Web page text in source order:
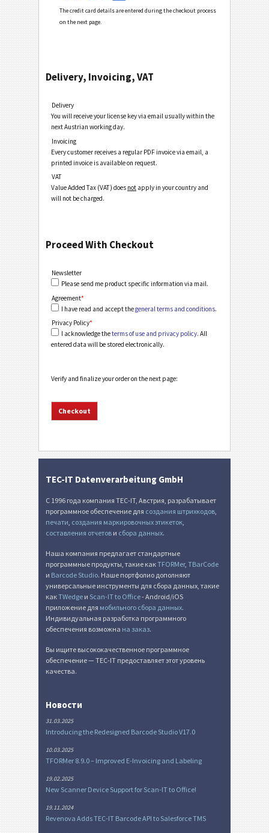
The credit card details are entered during the checkout process
on the next page.
Delivery, Invoicing, VAT
Delivery
You will receive your license key via email usually within the
next Austrian working day.
Invoicing
Every customer receives a regular PDF invoice via email, a
printed invoice is available on request.
VAT
Value Added Tax (VAT) does notapply in your country and
will not be charged.
Proceed With Checkout
Newsletter
Please send me product specific information via mail.
Agreement*
I have read and accept thegeneral terms and conditions.
Privacy Policy*
I acknowledge theterms of use and privacy policy. All
entered data will be stored electronically.
Verify and finalize your order on the next page:
TEC-IT Datenverarbeitung GmbH
С 1996 года компания TEC-IT, Австрия, разрабатывает
программное обеспечение для создания штрихкодов
печати создания маркировочных этикеток
составления отчетов и сбора данных.
Наша компания предлагает стандартные
программные продукты, такие какTFORMer, TBarCode
и Barcode Studio. Наше портфолио дополняют
универсальные инструменты для сбора данных, такие
какTWedge и Scan-IT to Office- Android/iOS
приложение для мобильного сбора данных.
Индивидуальная разработка программного
обеспечения возможна на заказ.
Вы ищите высококачественное программное
обеспечение — TEC-IT предоставляет этот уровень
качества.
Новости
31.03.2025
Introducing the Redesigned Barcode Studio V17.0
10.03.2025
TFORMer 8.9.0 – Improved E-Invoicing and Labeling
19.02.2025
New Scanner Device Support for Scan-IT to Office!
19.11.2024
Revenova Adds TEC-IT Barcode API to Salesforce TMS